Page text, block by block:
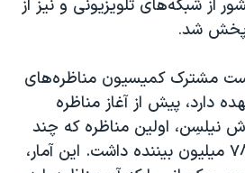
از شبکه‌های تلویزیونی و نیز از
پخش شد.
مشترک کمیسیون مناظره‌های
دارد، پیش از آغاز مناظره
نیلسِن، اولین مناظره که چند
هفته پیش برگزار شد، ۷۸ میلیون بیننده داشت. این آمار،